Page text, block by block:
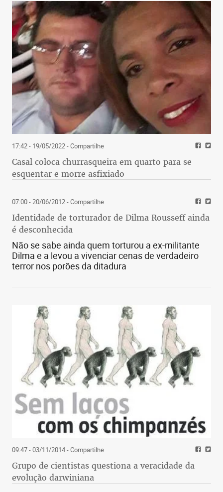
17:42 - 19/05/2022- Compartilhe
Casal coloca churrasqueira em quarto para se
esquentar e morre asfixiado
07:00 - 20/06/2012- Compartilhe
Identidade de torturador de Dilma Rousseff ainda
é desconhecida
Não se sabe ainda quem torturou a ex-militante
Dilma e a levou a vivenciar cenas de verdadeiro
terror nos porões da ditadura
09:47 - 03/11/2014- Compartilhe
Grupo de cientistas questiona a veracidade da
evolução darwiniana